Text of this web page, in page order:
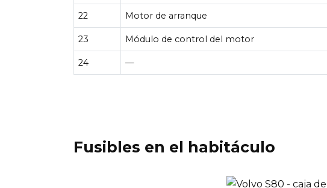
22 Motor de arranque
23 Módulo de control del motor
24 —
Fusibles en el habitáculo